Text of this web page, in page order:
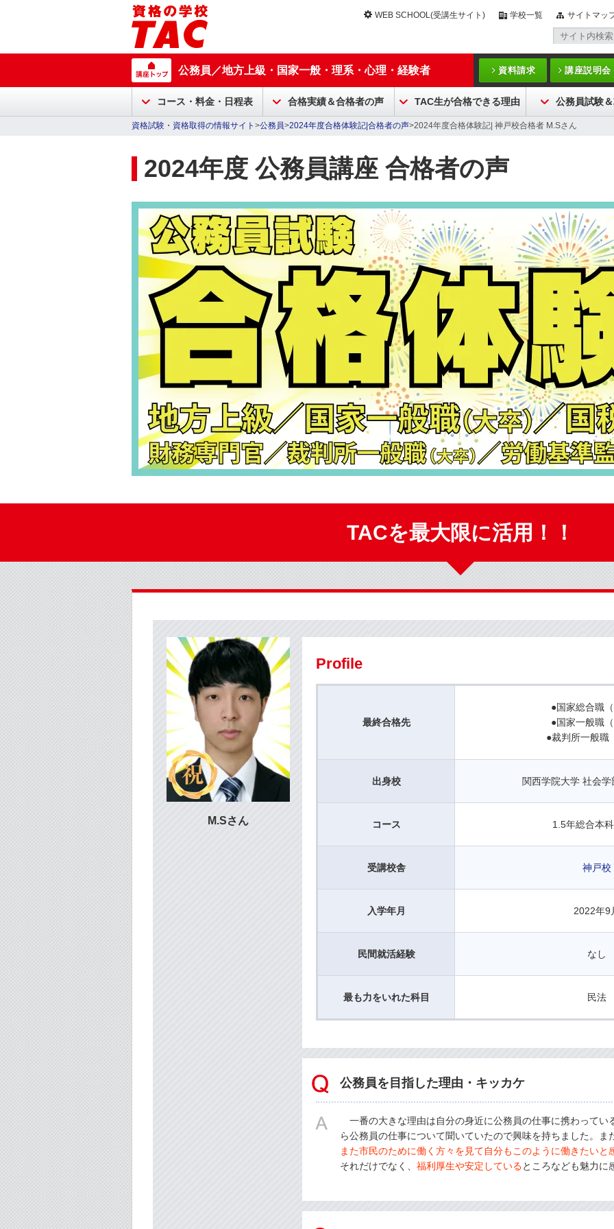
WEB SCHOOL(受講生サイト) 学校一覧 サイトマッ
公務員／地方上級・国家一般・理系・心理・経験者 資料請求 講座説明会
コース・料金・日程表 合格実績＆合格者の声 TAC生が合格できる理由 公務員試験
資格試験・資格取得の情報サイト >公務員>2024年度合格体験記|合格者の声>2024年度合格体験記| 神戸校合格者 M.Sさん
2024年度 公務員講座 合格者の声
TACを最大限に活用！！
M.Sさん
Profile
最終合格先
●国家総合職
●国家一般職
●裁判所一般職
出身校 関西学院大学 社会
コース 1.5年総合本
受講校舎 神戸校
入学年月 2022年9
民間就活経験 なし
最も力をいれた科目 民法
公務員を目指した理由・キッカケ
一番の大きな理由は自分の身近に公務員の仕事に携わってい
ら公務員の仕事について聞いていたので興味を持ちました。ま
また市民のために働く方々を見て自分もこのように働きたいと
それだけでなく、 福利厚生や安定しているところなども魅力に